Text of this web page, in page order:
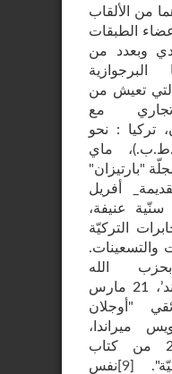
من الألقاب
الطبقات
وبعدد من
التي تعيش من
مع
تركيا : نحو
ماي
من مجلّة "بارتيزان"
أفريل
عنيفة،
التركيّة
والتسعينات.
الله
جريدة ’لوموند’، 21 مارس
"أوجلان
ميراندا،
بالصفحة 21 من كتاب
[
9
] نفس